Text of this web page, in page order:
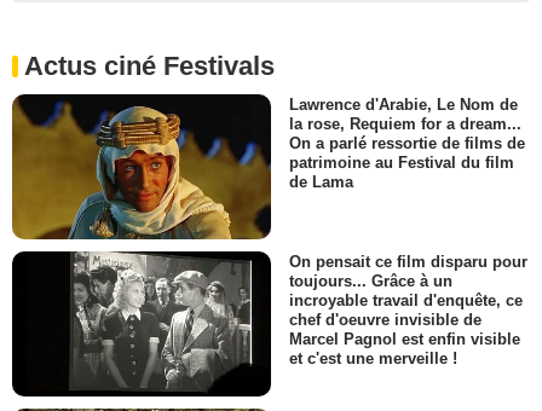
Actus ciné Festivals
Lawrence d'Arabie, Le Nom de
la rose, Requiem for a dream...
On a parlé ressortie de films de
patrimoine au Festival du film
de Lama
On pensait ce film disparu pour
toujours... Grâce à un
incroyable travail d'enquête, ce
chef d'oeuvre invisible de
Marcel Pagnol est enfin visible
et c'est une merveille !